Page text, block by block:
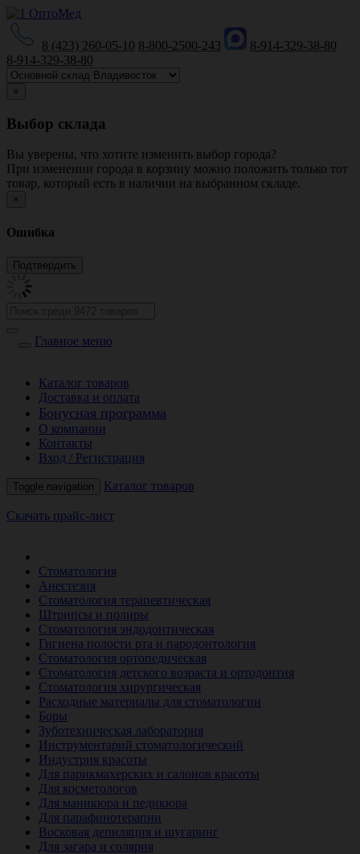
8 (423) 260-05-10 8-800-2500-243
8-914-329-38-80
8-914-329-38-80
×
Выбор склада
Вы уверены, что хотите изменить выбор города?
При изменении города в корзину можно положить только тот
товар, который есть в наличии на выбранном складе.
×
Ошибка
Главное меню
Каталог товаров
Доставка и оплата
Бонусная программа
О компании
Контакты
Вход / Регистрация
Toggle navigation Каталог товаров
Скачать прайс-лист
Стоматология
Анестезия
Стоматология терапевтическая
Штрипсы и полиры
Стоматология эндодонтическая
Гигиена полости рта и пародонтология
Стоматология ортопедическая
Стоматология детского возраста и ортодонтия
Стоматология хирургическая
Расходные материалы для стоматологии
Боры
Зуботехническая лаборатория
Инструментарий стоматологический
Индустрия красоты
Для парикмахерских и салонов красоты
Для косметологов
Для маникюра и педикюра
Для парафинотерапии
Восковая депиляция и шугаринг
Для загара и солярия